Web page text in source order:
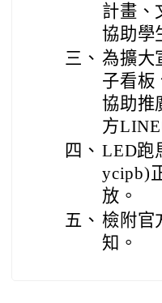
計畫、
協助學
三、 為擴大
子看板
協助推
方
四、 LED跑
ycipb)
放。
五、 檢附官
知。